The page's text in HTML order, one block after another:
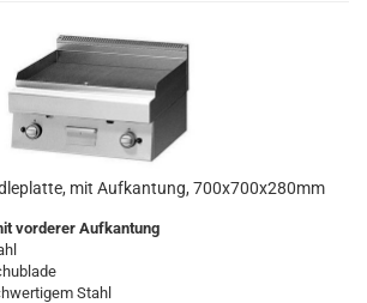
mit Aufkantung, 700x700x280mm
vorderer Aufkantung
Stahl